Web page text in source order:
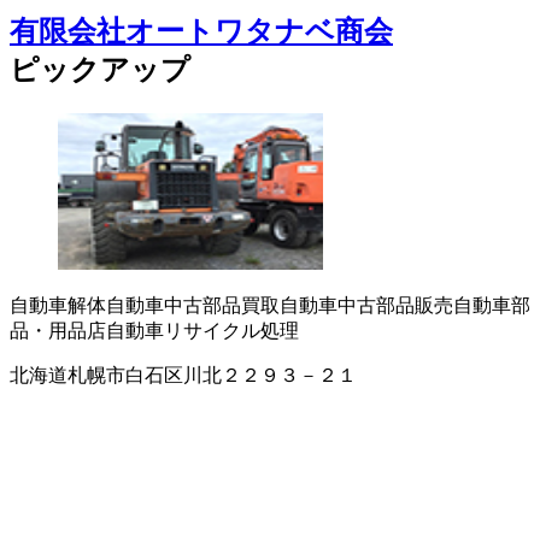
有限会社オートワタナベ商会
ピックアップ
自動車解体自動車中古部品買取 自動車中古部品販売自動車部
品・用品店自動車リサイクル処理
北海道札幌市白石区川北２２９３－２１